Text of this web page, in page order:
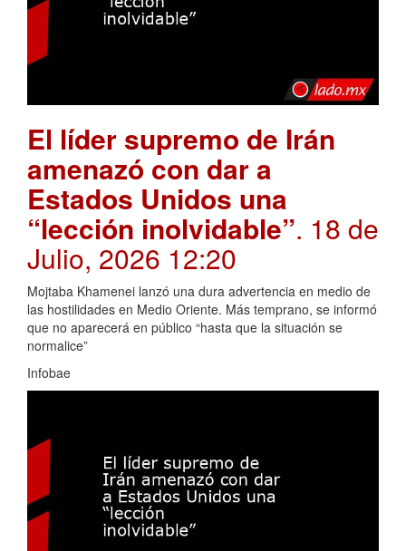
El líder supremo de Irán
amenazó con dar a
Estados Unidos una
“lección inolvidable”. 18 de
Julio, 2026 12:20
Mojtaba Khamenei lanzó una dura advertencia en medio de
las hostilidades en Medio Oriente. Más temprano, se informó
que no aparecerá en público “hasta que la situación se
normalice”
Infobae